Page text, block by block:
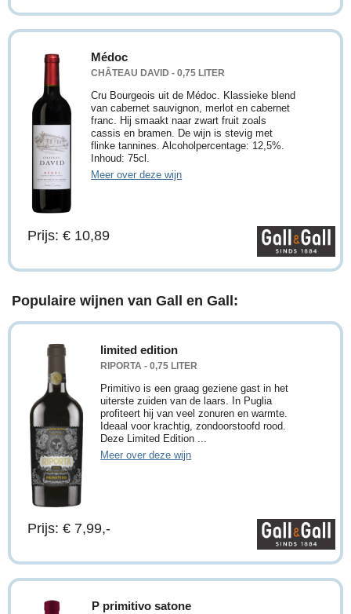
Médoc
CHÂTEAU DAVID - 0,75 LITER
Cru Bourgeois uit de Médoc. Klassieke blend
van cabernet sauvignon, merlot en cabernet
franc. Hij smaakt naar zwart fruit zoals
cassis en bramen. De wijn is stevig met
flinke tannines. Alcoholpercentage: 12,5%.
Inhoud: 75cl.
Meer over deze wijn
Prijs: € 10,89
Populaire wijnen van Gall en Gall:
limited edition
RIPORTA - 0,75 LITER
Primitivo is een graag geziene gast in het
uiterste zuiden van de laars. In Puglia
profiteert hij van veel zonuren en warmte.
Ideaal voor krachtig, zondoorstoofd rood.
Deze Limited Edition ...
Meer over deze wijn
Prijs: € 7,99,-
P primitivo satone